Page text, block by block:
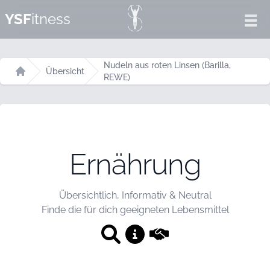
YSFitness
Startseite
Übersicht
Nudeln aus roten Linsen (Barilla,
REWE)
Ernährung
Übersichtlich, Informativ & Neutral
Finde die für dich geeigneten Lebensmittel